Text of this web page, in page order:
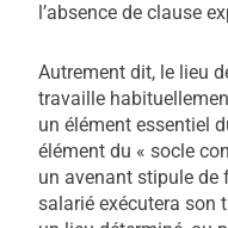
l’absence de clause
Autrement dit, le lieu
travaille
un élément essentiel
élément du « socle
un avenant stipule de
salarié exécutera son